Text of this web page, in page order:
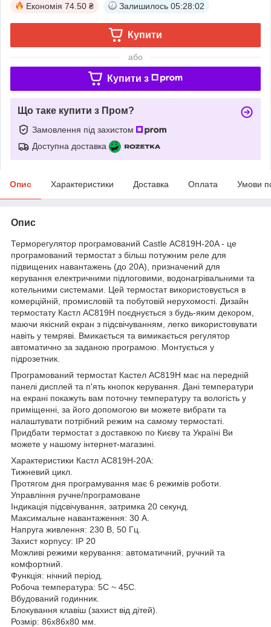
Економія 74.50 ₴ Залишилось 05:28:01
Купити
або
Купити з
Що таке купити з Пром?
Замовлення під захистом
Доступна доставка
Опис Характеристики Доставка Оплата Умови
Опис
Терморегулятор програмований Castle АС819H-20A - це
програмований термостат з більш потужним реле для
підвищених навантажень (до 20A), призначений для
керування електричними підлоговими, водонагрівальними та
котельними системами. Цей термостат використовується в
комерційній, промисловій та побутовій нерухомості. Дизайн
термостату Кастл АС819H поєднується з будь-яким декором,
маючи якісний екран з підсвічуванням, легко використовувати
навіть у темряві. Вмикається та вимикається регулятор
автоматично за заданою програмою. Монтується у
підрозетник.
Програмований термостат Кастел АС819H має на передній
панелі дисплей та п'ять кнопок керування. Дані температури
на екрані покажуть вам поточну температуру та вологість у
приміщенні, за його допомогою ви можете вибрати та
налаштувати потрібний режим на самому термостаті.
Придбати термостат з доставкою по Києву та Україні Ви
можете у нашому інтернет-магазині.
Характеристики Кастл АС819H-20A:
Тижневий цикл.
Протягом дня програмування має 6 режимів роботи.
Управління ручне/програмоване
Індикація підсвічування, затримка 20 секунд.
Максимальне навантаження: 30 А.
Напруга живлення: 230 В, 50 Гц.
Захист корпусу: IP 20
Можливі режими керування: автоматичний, ручний та
комфортний.
Функція: нічний період.
Робоча температура: 5С ~ 45C.
Вбудований годинник.
Блокування клавіш (захист від дітей).
Розмір: 86х86х80 мм.